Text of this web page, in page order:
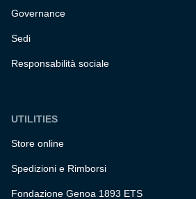
Governance
Sedi
Responsabilità sociale
UTILITIES
Store online
Spedizioni e Rimborsi
Fondazione Genoa 1893 ETS